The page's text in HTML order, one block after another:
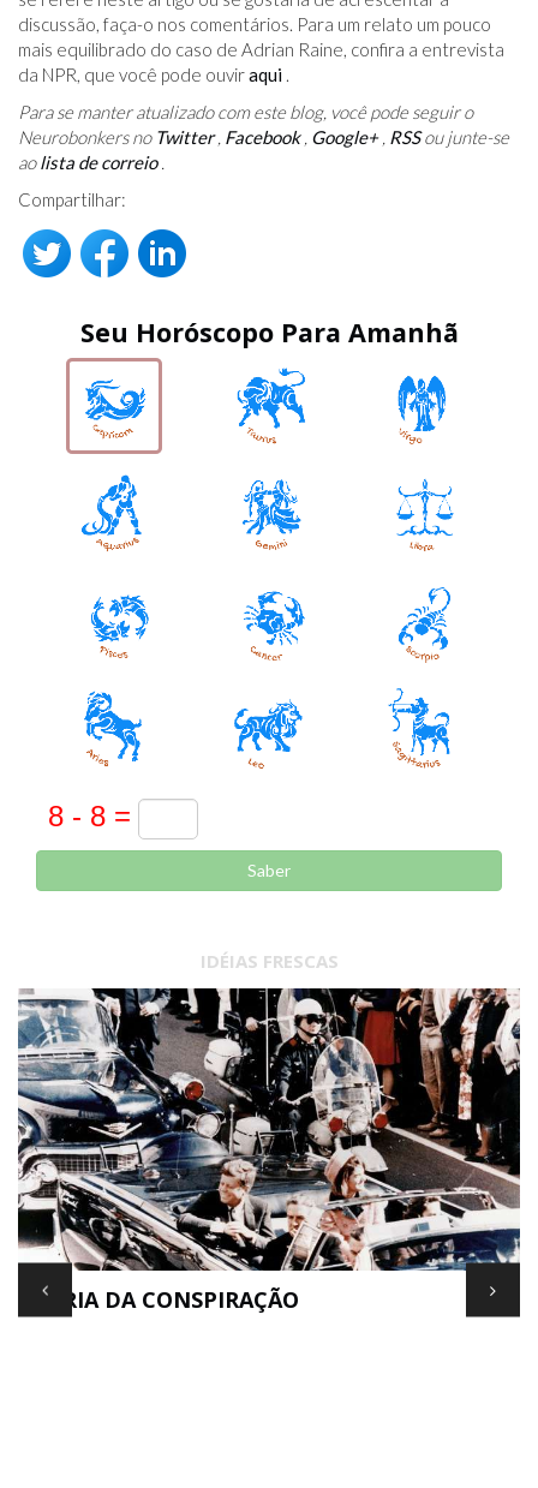
discussão, faça-o nos comentários. Para um relato um pouco
mais equilibrado do caso de Adrian Raine, confira a entrevista
da NPR, que você pode ouviraqui .
Para se manter atualizado com este blog, você pode seguir o
Neurobonkers no Twitter, Facebook, Google+, RSSou junte-se
aolista de correio.
Compartilhar:
Seu Horóscopo Para Amanhã
Saber
IDÉIAS FRESCAS
TEORIA DA CONSPIRAÇÃO